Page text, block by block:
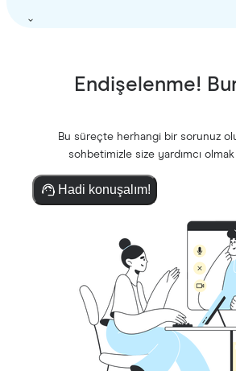
Endişelenme!
Bu süreçte herhangi bir sorunuz
sohbetimizle size yardımcı
Hadi konuşalım!